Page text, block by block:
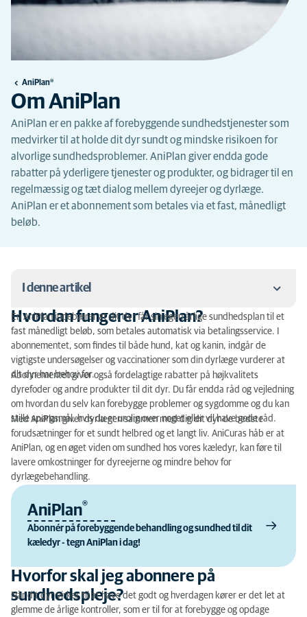
AniPlan®
Om AniPlan
AniPlan er en pakke af forebyggende sundhedstjenester som
medvirker til at holde dit dyr sundt og mindske risikoen for
alvorlige sundhedsproblemer. AniPlan giver endda gode
rabatter på yderligere tjenester og produkter, og bidrager til en
regelmæssig og tæt dialog mellem dyreejer og dyrlæge.
AniPlan er et abonnement som betales via et fast, månedligt
beløb.
I denne artikel
Hvordan fungerer AniPlan?
Hvorfor skal jeg abonnere på sundhedspleje?
Hvad koster det?
Hvad indgår i AniPlan?
Hvorfor AniCuras AniPlan?
Har jeg behov for en almindelig sygeforsikring?
AniPlan i Danmark?
Vilkår og betingelser for AniPlan
Hvordan fungerer AniPlan?
En AniPlan indebærer at dit dyr får sin egen årlige sundhedsplan til et
fast månedligt beløb, som betales automatisk via betalingsservice. I
abonnementet, som findes til både hund, kat og kanin, indgår de
vigtigste undersøgelser og vaccinationer som din dyrlæge vurderer at
dit dyr har behov for.
Abonnementet giver også fordelagtige rabatter på højkvalitets
dyrefoder og andre produkter til dit dyr. Du får endda råd og vejledning
om hvordan du selv kan forebygge problemer og sygdomme og du kan
stille spørgsmål, hvis du er urolig over noget eller vil have gode råd.
Med AniPlan giver dyrlægen sammen med dig dit dyr de bedste
forudsætninger for et sundt helbred og et langt liv. AniCuras håb er at
AniPlan, og en øget viden om sundhed hos vores kæledyr, kan føre til
lavere omkostninger for dyreejerne og mindre behov for
dyrlægebehandling.
AniPlan®
Abonnér på forebyggende behandling og sundhed til dit
kæledyr - tegn AniPlan i dag!
Hvorfor skal jeg abonnere på
sundhedspleje?
Når dit dyr virker til at have det godt og hverdagen kører er det let at
glemme de årlige kontroller, som er til for at forebygge og opdage